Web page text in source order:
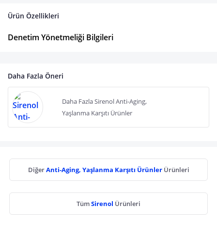
Ürün Özellikleri
Denetim Yönetmeliği Bilgileri
Daha Fazla Öneri
Daha Fazla Sirenol Anti-Aging,
Yaşlanma Karşıtı Ürünler
DiğerAnti-Aging, Yaşlanma Karşıtı Ürünler Ürünleri
TümSirenol Ürünleri